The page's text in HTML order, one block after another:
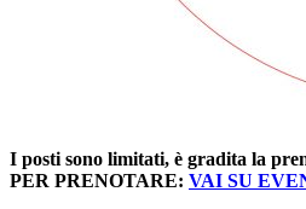
I posti sono limitati, è gradita la
PER PRENOTARE: VAI SU